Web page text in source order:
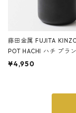
藤田金属 FUJITA
POT HACHI ハチ プラ
ト 3号 ブラック
¥4,950